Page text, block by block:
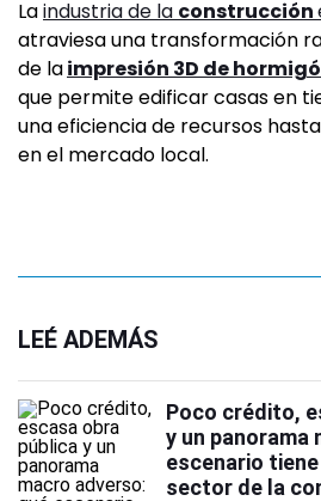
Laindustria de la construcción
atraviesa una transformación
de laimpresión 3D de
que permite edificar casas en
una eficiencia de recursos
en el mercado local.
LEÉ ADEMÁS
Poco crédito,
y un panorama
escenario
sector de la